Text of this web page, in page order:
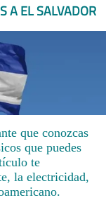
A EL SALVADOR
que conozcas
que puedes
te
la electricidad,